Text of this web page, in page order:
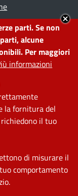
parti. Se non
alcune
Per maggiori
informazioni
la fornitura del
il tuo
di misurare il
comportamento
web
dei